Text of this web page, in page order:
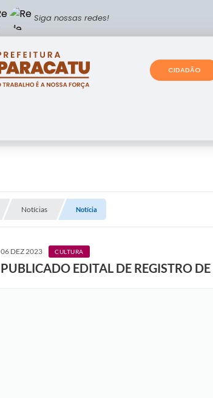
Siga nossas redes!
CIDADÃO
Notícias Notícia
06 DEZ 2023 CULTURA
PUBLICADO EDITAL DE REGISTRO